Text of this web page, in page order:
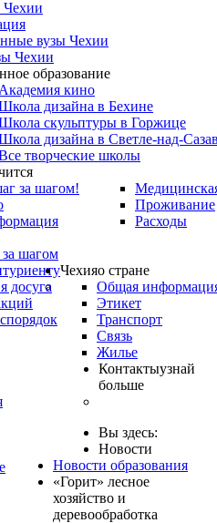
Чехии
вузы Чехии
Чехии
образование
Академия кино
дизайна в Бехине
скульптуры в Горжице
дизайна в Светле-над-
творческие школы
за шагом!
Проживание
Расходы
шагом
досуга
Чехияо стране
Общая
Этикет
Транспорт
Связь
Жилье
Контактыузнай
больше
Вы здесь:
Новости
Новости образования
«Горит» лесное
хозяйство и
деревообработка